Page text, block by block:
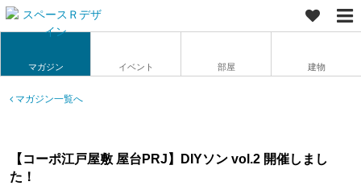
マガジン イベント 部屋 建物
マガジン一覧へ
【コーポ江戸屋敷 屋台PRJ】DIYソン vol.2 開催しまし
た！